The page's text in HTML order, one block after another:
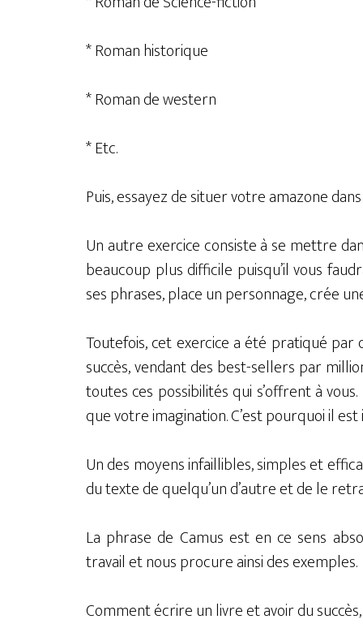
* Roman historique
* Roman de western
* Etc.
Puis, essayez de situer votre amazone
Un autre exercice consiste à se mettre
beaucoup plus difficile puisqu’il vous
ses phrases, place un personnage, crée
Toutefois, cet exercice a été pratiqué
succès, vendant des best-sellers par
toutes ces possibilités qui s’offrent à
que votre imagination. C’est pourquoi il
Un des moyens infaillibles, simples et
du texte de quelqu’un d’autre et de le
La phrase de Camus est en ce sens
travail et nous procure ainsi des exemples.
Comment écrire un livre et avoir du